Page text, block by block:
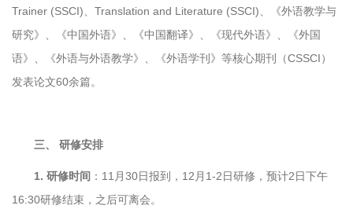
Trainer (SSCI)、Translation and Literature (SSCI)、《外语教学与
研究》、《中国外语》、《中国翻译》、《现代外语》、《外国
语》、《外语与外语教学》、《外语学刊》等核心期刊（CSSCI）
发表论文60余篇。
三、 研修安排
1. 研修时间 ：11月30日报到，12月1-2日研修，预计2日下午
16:30研修结束，之后可离会。